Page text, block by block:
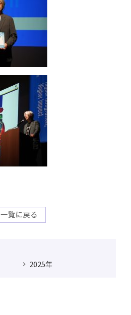
一覧に戻る
2025年